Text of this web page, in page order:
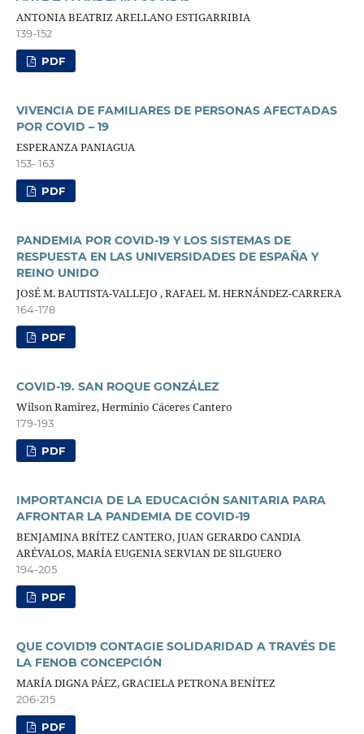
ANTONIA BEATRIZ ARELLANO ESTIGARRIBIA
139-152
PDF
VIVENCIA DE FAMILIARES DE PERSONAS AFECTADAS
POR COVID – 19
ESPERANZA PANIAGUA
153- 163
PDF
PANDEMIA POR COVID-19 Y LOS SISTEMAS DE
RESPUESTA EN LAS UNIVERSIDADES DE ESPAÑA Y
REINO UNIDO
JOSÉ M. BAUTISTA-VALLEJO , RAFAEL M. HERNÁNDEZ-CARRERA
164-178
PDF
COVID-19. SAN ROQUE GONZÁLEZ
Wilson Ramirez, Herminio Cáceres Cantero
179-193
PDF
IMPORTANCIA DE LA EDUCACIÓN SANITARIA PARA
AFRONTAR LA PANDEMIA DE COVID-19
BENJAMINA BRÍTEZ CANTERO, JUAN GERARDO CANDIA
ARÉVALOS, MARÍA EUGENIA SERVIAN DE SILGUERO
194-205
PDF
QUE COVID19 CONTAGIE SOLIDARIDAD A TRAVÉS DE
LA FENOB CONCEPCIÓN
MARÍA DIGNA PÁEZ, GRACIELA PETRONA BENÍTEZ
206-215
PDF